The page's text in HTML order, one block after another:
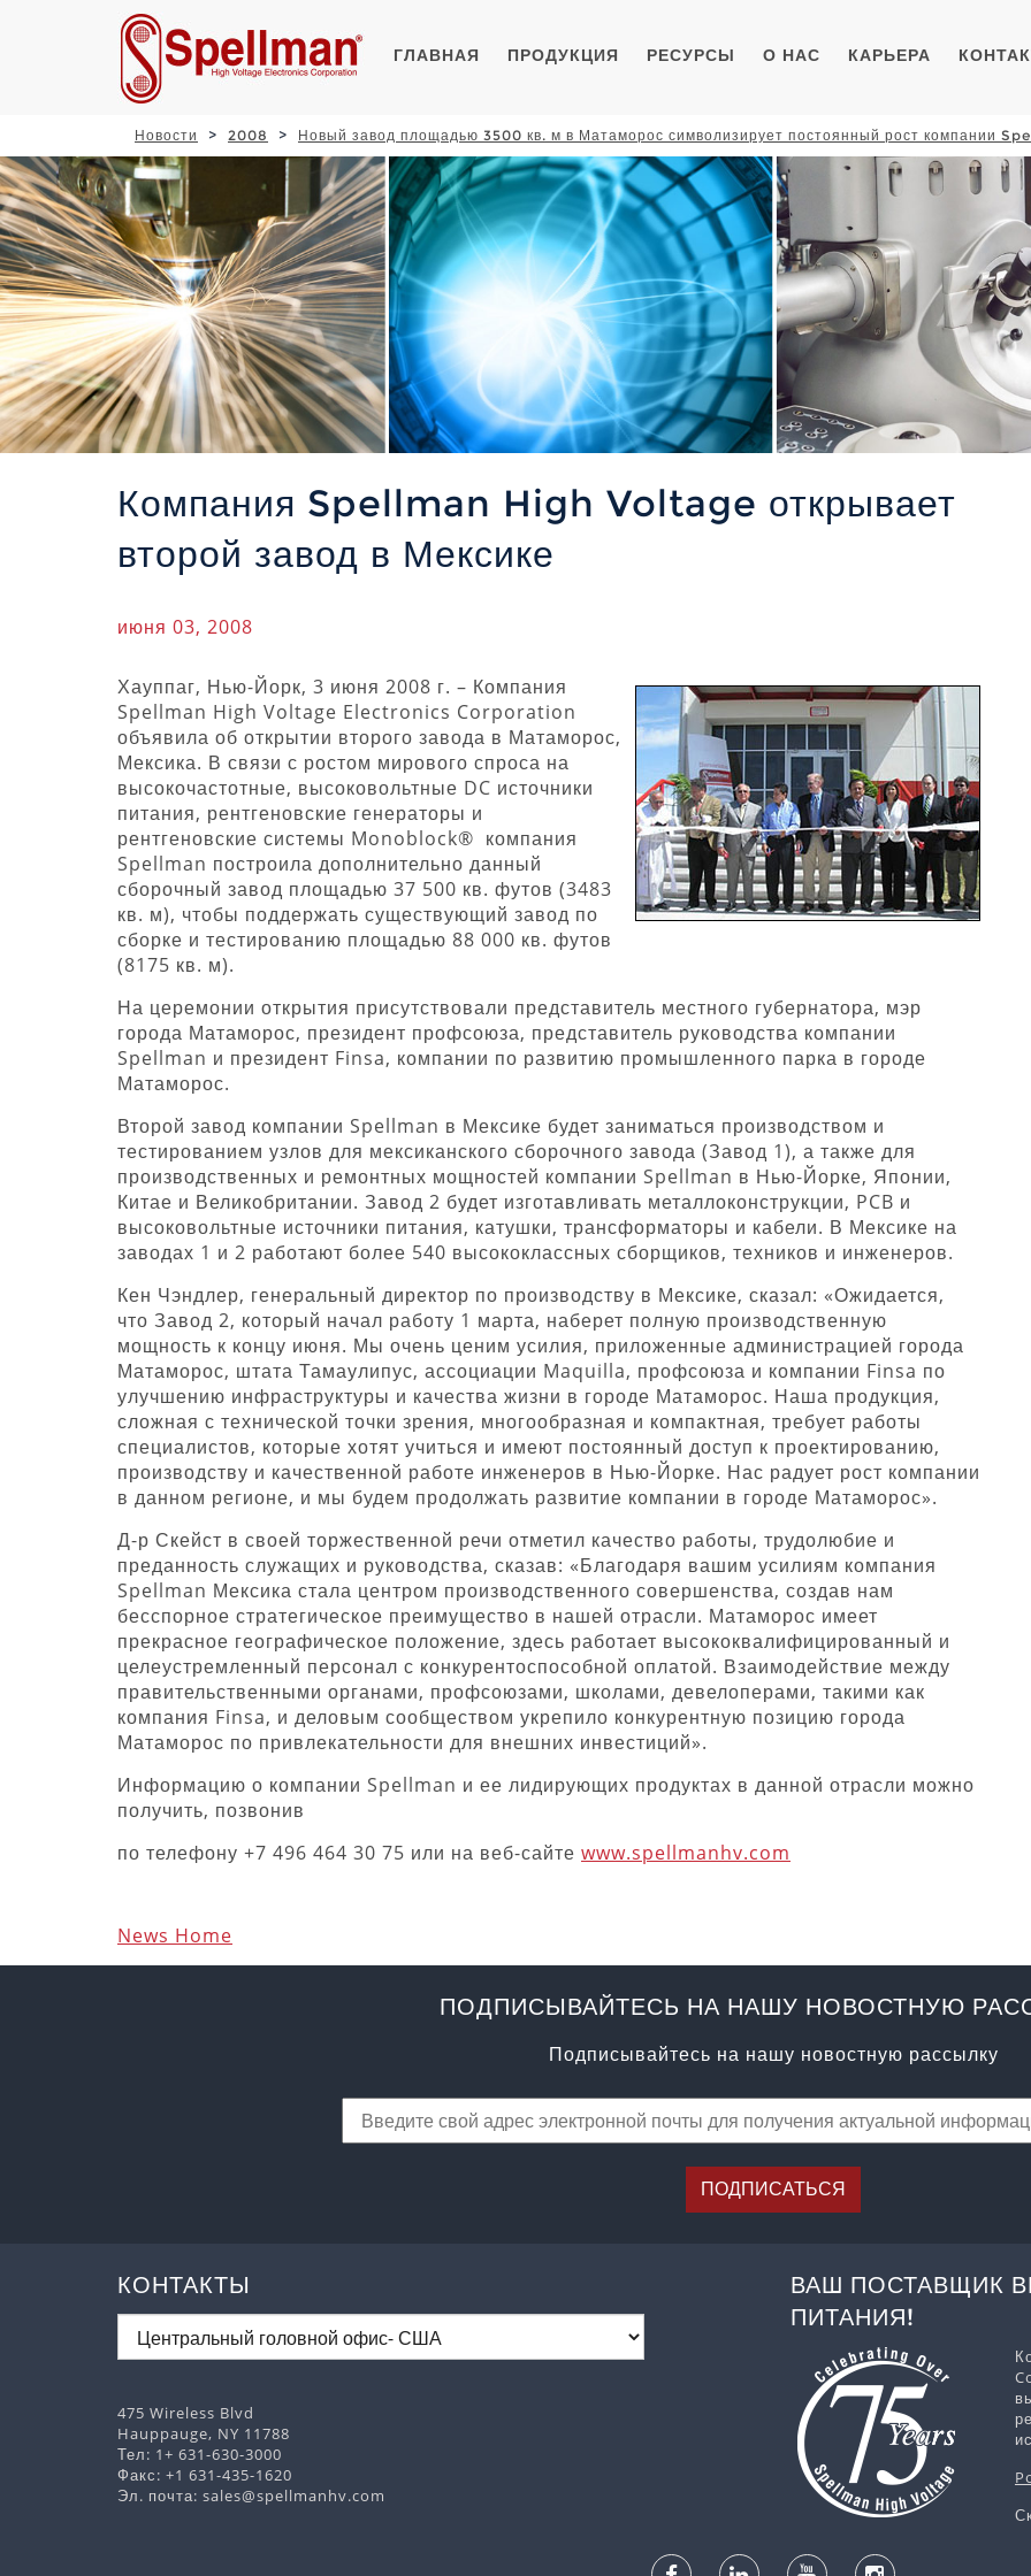
ГЛАВНАЯ ПРОДУКЦИЯ РЕСУРСЫ О НАС КАРЬЕРА
Новости 2008 Новый завод площадью 3500 кв. м в Матаморос символизирует постоянный рост компании
Компания Spellman High Voltage открывает
второй завод в Мексике
июня 03, 2008
Хауппаг, Нью-Йорк, 3 июня 2008 г. – Компания
Spellman High Voltage Electronics Corporation
объявила об открытии второго завода в Матаморос,
Мексика. В связи с ростом мирового спроса на
высокочастотные, высоковольтные DC источники
питания, рентгеновские генераторы и
рентгеновские системы Monoblock® компания
Spellman построила дополнительно данный
сборочный завод площадью 37 500 кв. футов (3483
кв. м), чтобы поддержать существующий завод по
сборке и тестированию площадью 88 000 кв. футов
(8175 кв. м).
На церемонии открытия присутствовали представитель местного губернатора, мэр
города Матаморос, президент профсоюза, представитель руководства компании
Spellman и президент Finsa, компании по развитию промышленного парка в городе
Матаморос.
Второй завод компании Spellman в Мексике будет заниматься производством и
тестированием узлов для мексиканского сборочного завода (Завод 1), а также для
производственных и ремонтных мощностей компании Spellman в Нью-Йорке, Японии,
Китае и Великобритании. Завод 2 будет изготавливать металлоконструкции, PCB и
высоковольтные источники питания, катушки, трансформаторы и кабели. В Мексике на
заводах 1 и 2 работают более 540 высококлассных сборщиков, техников и инженеров.
Кен Чэндлер, генеральный директор по производству в Мексике, сказал: «Ожидается,
что Завод 2, который начал работу 1 марта, наберет полную производственную
мощность к концу июня. Мы очень ценим усилия, приложенные администрацией города
Матаморос, штата Тамаулипус, ассоциации Maquilla, профсоюза и компании Finsa по
улучшению инфраструктуры и качества жизни в городе Матаморос. Наша продукция,
сложная с технической точки зрения, многообразная и компактная, требует работы
специалистов, которые хотят учиться и имеют постоянный доступ к проектированию,
производству и качественной работе инженеров в Нью-Йорке. Нас радует рост компании
в данном регионе, и мы будем продолжать развитие компании в городе Матаморос».
Д-р Скейст в своей торжественной речи отметил качество работы, трудолюбие и
преданность служащих и руководства, сказав: «Благодаря вашим усилиям компания
Spellman Мексика стала центром производственного совершенства, создав нам
бесспорное стратегическое преимущество в нашей отрасли. Матаморос имеет
прекрасное географическое положение, здесь работает высококвалифицированный и
целеустремленный персонал с конкурентоспособной оплатой. Взаимодействие между
правительственными органами, профсоюзами, школами, девелоперами, такими как
компания Finsa, и деловым сообществом укрепило конкурентную позицию города
Матаморос по привлекательности для внешних инвестиций».
Информацию о компании Spellman и ее лидирующих продуктах в данной отрасли можно
получить, позвонив
по телефону +7 496 464 30 75 или на веб-сайте www.spellmanhv.com
News Home
ПОДПИСЫВАЙТЕСЬ НА НАШУ НОВОСТНУЮ
Подписывайтесь на нашу новостную рассылку
ПОДПИСАТЬСЯ
КОНТАКТЫ
475 Wireless Blvd
Hauppauge, NY 11788
Тел: 1+ 631-630-3000
Факс: +1 631-435-1620
Эл. почта: sales@spellmanhv.com
ВАШ ПОСТАВЩИК
ПИТАНИЯ!